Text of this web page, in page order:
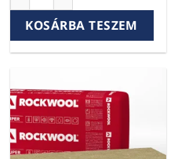
KOSÁRBA TESZEM